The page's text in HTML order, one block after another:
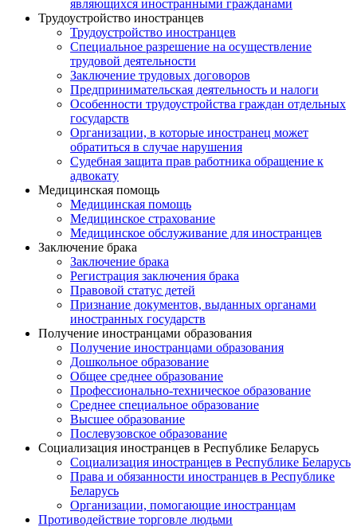
являющихся иностранными гражданами
Трудоустройство иностранцев
Трудоустройство иностранцев
Специальное разрешение на осуществление
трудовой деятельности
Заключение трудовых договоров
Предпринимательская деятельность и налоги
Особенности трудоустройства граждан отдельных
государств
Организации, в которые иностранец может
обратиться в случае нарушения
Судебная защита прав работника обращение к
адвокату
Медицинская помощь
Медицинская помощь
Медицинское страхование
Медицинское обслуживание для иностранцев
Заключение брака
Заключение брака
Регистрация заключения брака
Правовой статус детей
Признание документов, выданных органами
иностранных государств
Получение иностранцами образования
Получение иностранцами образования
Дошкольное образование
Общее среднее образование
Профессионально-техническое образование
Среднее специальное образование
Высшее образование
Послевузовское образование
Социализация иностранцев в Республике Беларусь
Социализация иностранцев в Республике Беларусь
Права и обязанности иностранцев в Республике
Беларусь
Oрганизации, помогающие иностранцам
Противодействие торговле людьми